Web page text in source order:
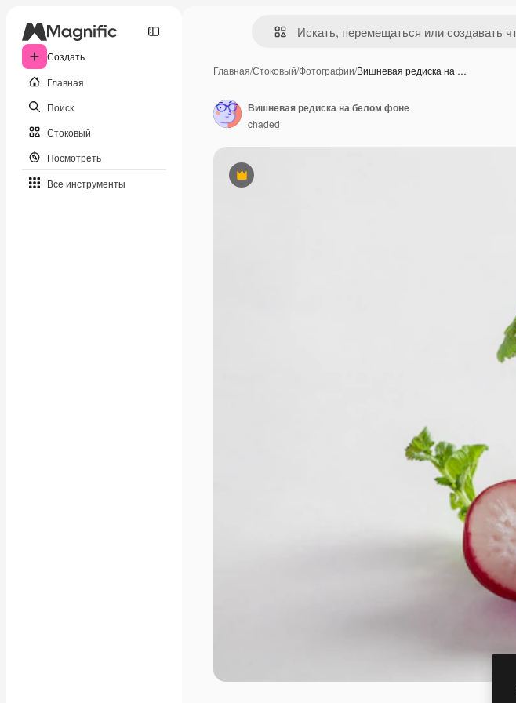
Создать
Главная
Поиск
Стоковый
Посмотреть
Все инструменты
Главная/Стоковый/Фотографии/Вишневая редиска на …
Премиум
Вишневая редиска на белом фоне
chaded